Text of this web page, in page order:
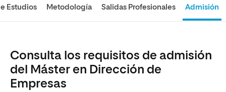
Estudios Metodología Salidas Profesionales Admisión
Consulta los requisitos de admisión
del Máster en Dirección de
Empresas